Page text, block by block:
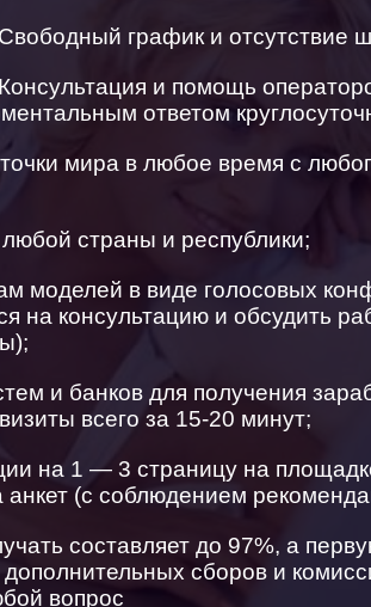
график и отсутствие
и помощь
ответом
мира в любое время с
страны и республики;
моделей в виде голосовых
на консультацию и обсудить
и банков для получения
всего за 15-20 минут;
на 1 — 3 страницу на
анкет (с соблюдением
составляет до 97%, а
сборов и
вопрос